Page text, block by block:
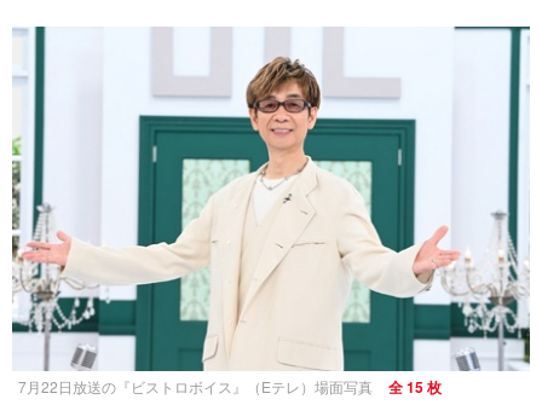
7月22日放送の『ビストロボイス』（Eテレ）場面写真 全 15 枚